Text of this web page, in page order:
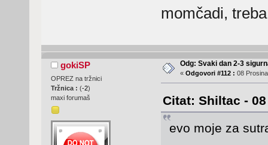
momčadi,
gokiSP
OPREZ na tržnici
Tržnica : (-2)
maxi forumaš
Odg: Svaki dan 2-3
« Odgovori #112 : 08
Citat: Shiltac -
evo moje za